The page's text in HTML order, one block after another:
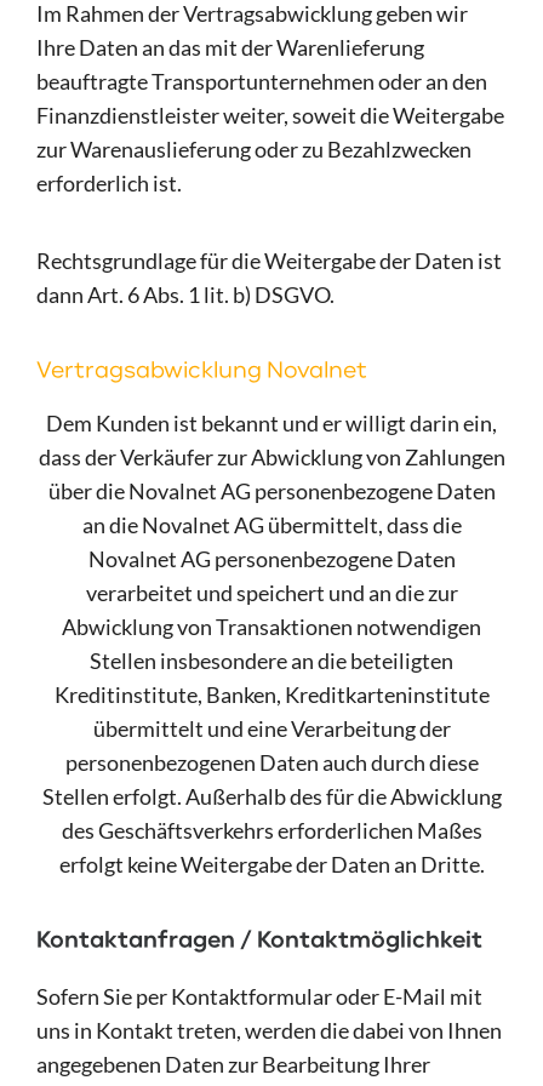
Im Rahmen der Vertragsabwicklung geben wir
Ihre Daten an das mit der Warenlieferung
beauftragte Transportunternehmen oder an den
Finanzdienstleister weiter, soweit die Weitergabe
zur Warenauslieferung oder zu Bezahlzwecken
erforderlich ist.
Rechtsgrundlage für die Weitergabe der Daten ist
dann Art. 6 Abs. 1 lit. b) DSGVO.
Vertragsabwicklung Novalnet
Dem Kunden ist bekannt und er willigt darin ein,
dass der Verkäufer zur Abwicklung von Zahlungen
über die Novalnet AG personenbezogene Daten
an die Novalnet AG übermittelt, dass die
Novalnet AG personenbezogene Daten
verarbeitet und speichert und an die zur
Abwicklung von Transaktionen notwendigen
Stellen insbesondere an die beteiligten
Kreditinstitute, Banken, Kreditkarteninstitute
übermittelt und eine Verarbeitung der
personenbezogenen Daten auch durch diese
Stellen erfolgt. Außerhalb des für die Abwicklung
des Geschäftsverkehrs erforderlichen Maßes
erfolgt keine Weitergabe der Daten an Dritte.
Kontaktanfragen / Kontaktmöglichkeit
Sofern Sie per Kontaktformular oder E-Mail mit
uns in Kontakt treten, werden die dabei von Ihnen
angegebenen Daten zur Bearbeitung Ihrer